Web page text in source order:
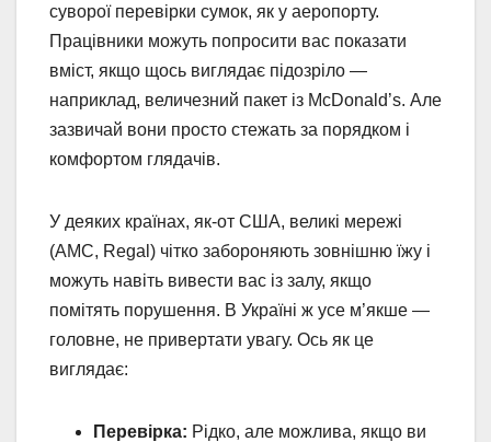
суворої перевірки сумок, як у аеропорту.
Працівники можуть попросити вас показати
вміст, якщо щось виглядає підозріло —
наприклад, величезний пакет із McDonald’s. Але
зазвичай вони просто стежать за порядком і
комфортом глядачів.
У деяких країнах, як-от США, великі мережі
(AMC, Regal) чітко забороняють зовнішню їжу і
можуть навіть вивести вас із залу, якщо
помітять порушення. В Україні ж усе м’якше —
головне, не привертати увагу. Ось як це
виглядає:
Перевірка: Рідко, але можлива, якщо ви